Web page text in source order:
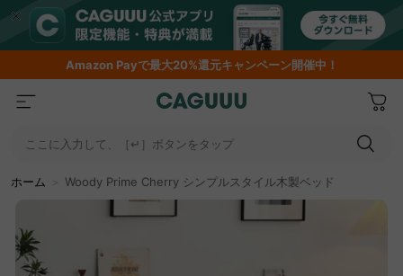
AmazonPayで最大20%還元キャンペーン開催中！
ここに入力して、［↵］ボタンをタップ
ホーム Woody Prime Cherry シンプルスタイル木製ベッド